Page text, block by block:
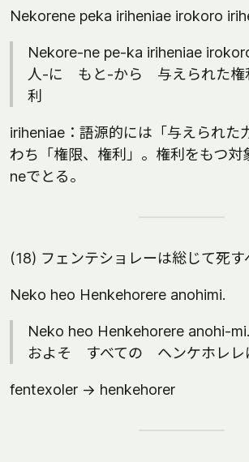
Nekorene peka iriheniae irokoro
Nekore-ne pe-ka iriheniae
人-に もと-から 与えられた
利
iriheniae：語源的には「与えられた
わち「権限、権利」。権利をもつ対
neでとる。
(18) フェンテショレーは総じて死す
Neko heo Henkehorere anohimi.
Neko heo Henkehorere anohi-mi.
およそ すべての ヘンケホレ
fentexoler -> henkehorer